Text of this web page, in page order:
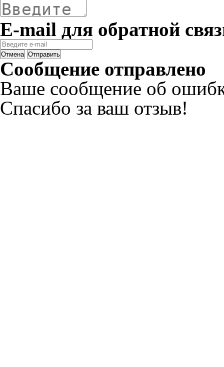
E-mail для обратной
Отмена Отправить
Сообщение отправлено
Ваше сообщение об
Спасибо за ваш отзыв!